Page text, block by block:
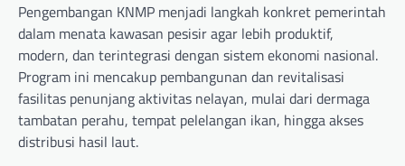
Pengembangan KNMP menjadi langkah konkret pemerintah
dalam menata kawasan pesisir agar lebih produktif,
modern, dan terintegrasi dengan sistem ekonomi nasional.
Program ini mencakup pembangunan dan revitalisasi
fasilitas penunjang aktivitas nelayan, mulai dari dermaga
tambatan perahu, tempat pelelangan ikan, hingga akses
distribusi hasil laut.